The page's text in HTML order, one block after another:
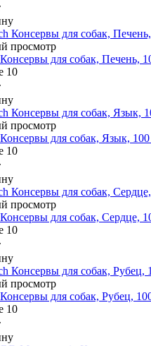
просмотр
для собак, Печень,
10
просмотр
для собак, Язык, 100
10
просмотр
для собак, Сердце,
10
просмотр
для собак, Рубец,
10